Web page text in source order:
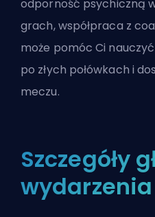
odporność psychiczną
grach, współpraca z
może pomóc Ci
po złych połówkach i
meczu.
Szczegóły